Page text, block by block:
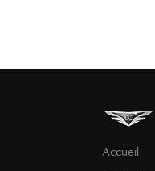
Accueil